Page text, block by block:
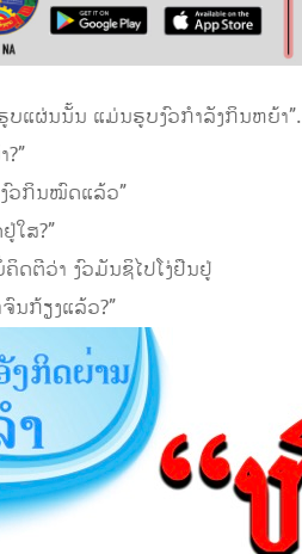
ແຜ່ນນັ້ນ ແມ່ນຮູບງົວກຳລັງກິນຫຍ້າ”.
ວກິນໝົດແລ້ວ”
ໃສ?”
ດຕີວ່າ ງົວມັນຊິໄປໂງ່ຢືນຢູ່
ກ້ຽງແລ້ວ?”